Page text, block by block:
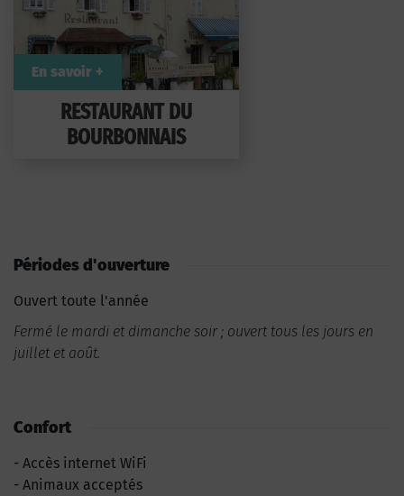
RESTAURANT DU
BOURBONNAIS
En savoir +
Périodes d'ouverture
Ouvert toute l'année
Fermé le mardi et dimanche soir ; ouvert tous les jours en
juillet et août.
Confort
Accès internet WiFi
Animaux acceptés